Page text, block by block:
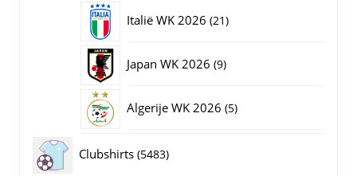
Italië WK 2026 2121
Japan WK 2026 99
Algerije WK 2026 55
Clubshirts 54835483